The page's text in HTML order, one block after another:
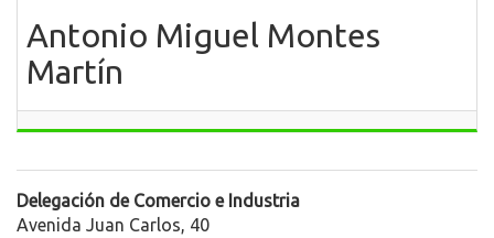
Antonio Miguel Montes
Martín
Delegación de Comercio e Industria
Avenida Juan Carlos, 40